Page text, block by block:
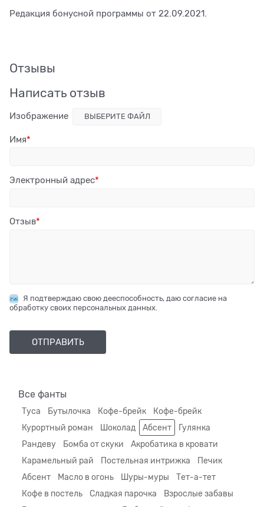
Редакция бонусной программы от 22.09.2021.
Отзывы
Написать отзыв
Изображение ВЫБЕРИТЕ ФАЙЛ
Имя
Электронный адрес
Отзыв
Я подтверждаю свою дееспособность, даю согласие на
обработку своих персональных данных.
Все фанты
Туса Бутылочка Кофе-брейк
Кофе-брейк
Курортный роман
Шоколад Абсент
Гулянка
Рандеву
Бомба от скуки
Акробатика в кровати
Карамельный рай
Постельная интрижка
Печик
Абсент
Масло в огонь Шуры-муры
Тет-а-тет
Кофе в постель
Сладкая парочка
Взрослые забавы